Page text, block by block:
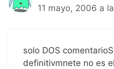
11 mayo, 2006 a
solo DOS
definitivmnete no es